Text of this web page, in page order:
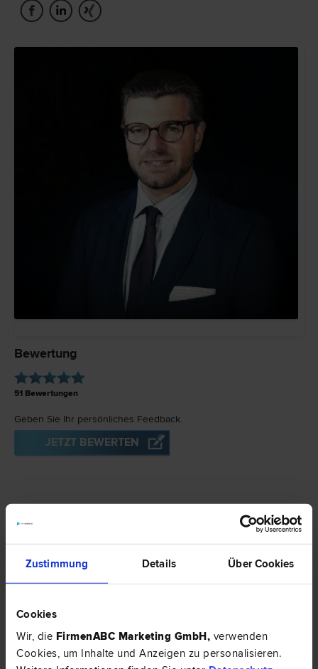
Zustimmung Details Über Cookies
Cookies
Wir, die FirmenABC Marketing GmbH, verwenden
Cookies, um Inhalte und Anzeigen zu personalisieren.
Bewertung
51 Bewertungen
Geben Sie Ihr persönliches Feedback.
JETZT BEWERTEN
BEWERTUNG
KONTAKT/KARTE